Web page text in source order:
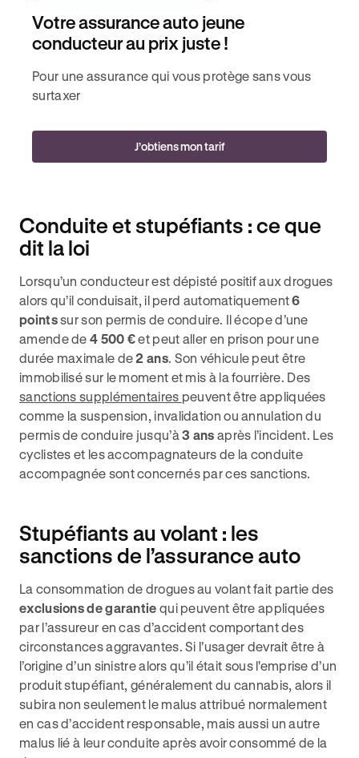
Votre assurance auto jeune
conducteur au prix juste !
Pour une assurance qui vous protège sans vous
surtaxer
J’obtiens mon tarif
Conduite et stupéfiants : ce que
dit la loi
Lorsqu’un conducteur est dépisté positif aux drogues
alors qu’il conduisait, il perd automatiquement6
pointssur son permis de conduire. Il écope d’une
amende de 4 500 €et peut aller en prison pour une
durée maximale de 2 ans. Son véhicule peut être
immobilisé sur le moment et mis à la fourrière. Des
sanctions supplémentaires peuvent être appliquées
comme la suspension, invalidation ou annulation du
permis de conduire jusqu’à3 ans après l’incident. Les
cyclistes et les accompagnateurs de la conduite
accompagnée sont concernés par ces sanctions.
Stupéfiants au volant : les
sanctions de l’assurance auto
La consommation de drogues au volant fait partie des
exclusions de garantie qui peuvent être appliquées
par l’assureur en cas d’accident comportant des
circonstances aggravantes. Si l’usager devrait être à
l’origine d’un sinistre alors qu’il était sous l'emprise d’un
produit stupéfiant, généralement du cannabis, alors il
subira non seulement le malus attribué normalement
en cas d’accident responsable, mais aussi un autre
malus lié à leur conduite après avoir consommé de la